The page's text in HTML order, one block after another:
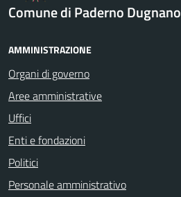
Comune di Paderno Dugnano
AMMINISTRAZIONE
Organi di governo
Aree amministrative
Uffici
Enti e fondazioni
Politici
Personale amministrativo